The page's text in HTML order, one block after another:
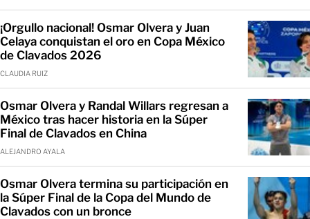
¡Orgullo nacional! Osmar Olvera y Juan
Celaya conquistan el oro en Copa México
de Clavados 2026
CLAUDIA RUIZ
Osmar Olvera y Randal Willars regresan a
México tras hacer historia en la Súper
Final de Clavados en China
ALEJANDRO AYALA
Osmar Olvera termina su participación en
la Súper Final de la Copa del Mundo de
Clavados con un bronce